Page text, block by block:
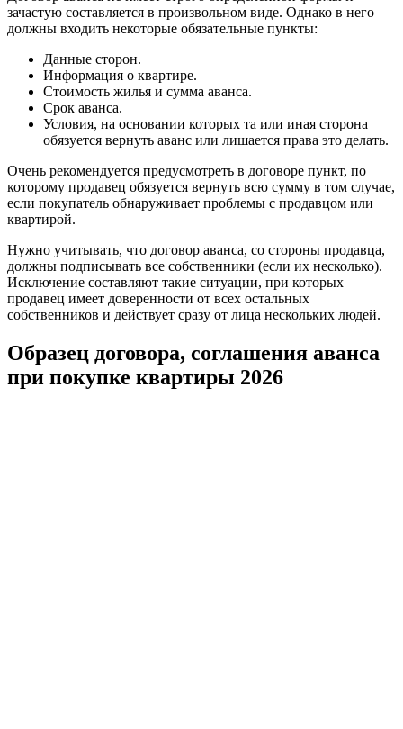
зачастую составляется в произвольном виде. Однако в него
должны входить некоторые обязательные пункты:
Данные сторон.
Информация о квартире.
Стоимость жилья и сумма аванса.
Срок аванса.
Условия, на основании которых та или иная сторона
обязуется вернуть аванс или лишается права это делать.
Очень рекомендуется предусмотреть в договоре пункт, по
которому продавец обязуется вернуть всю сумму в том случае,
если покупатель обнаруживает проблемы с продавцом или
квартирой.
Нужно учитывать, что договор аванса, со стороны продавца,
должны подписывать все собственники (если их несколько).
Исключение составляют такие ситуации, при которых
продавец имеет доверенности от всех остальных
собственников и действует сразу от лица нескольких людей.
Образец договора, соглашения аванса
при покупке квартиры 2026